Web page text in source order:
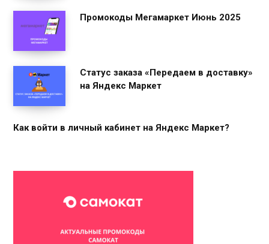
Промокоды Мегамаркет Июнь 2025
Статус заказа «Передаем в доставку»
на Яндекс Маркет
Как войти в личный кабинет на Яндекс Маркет?